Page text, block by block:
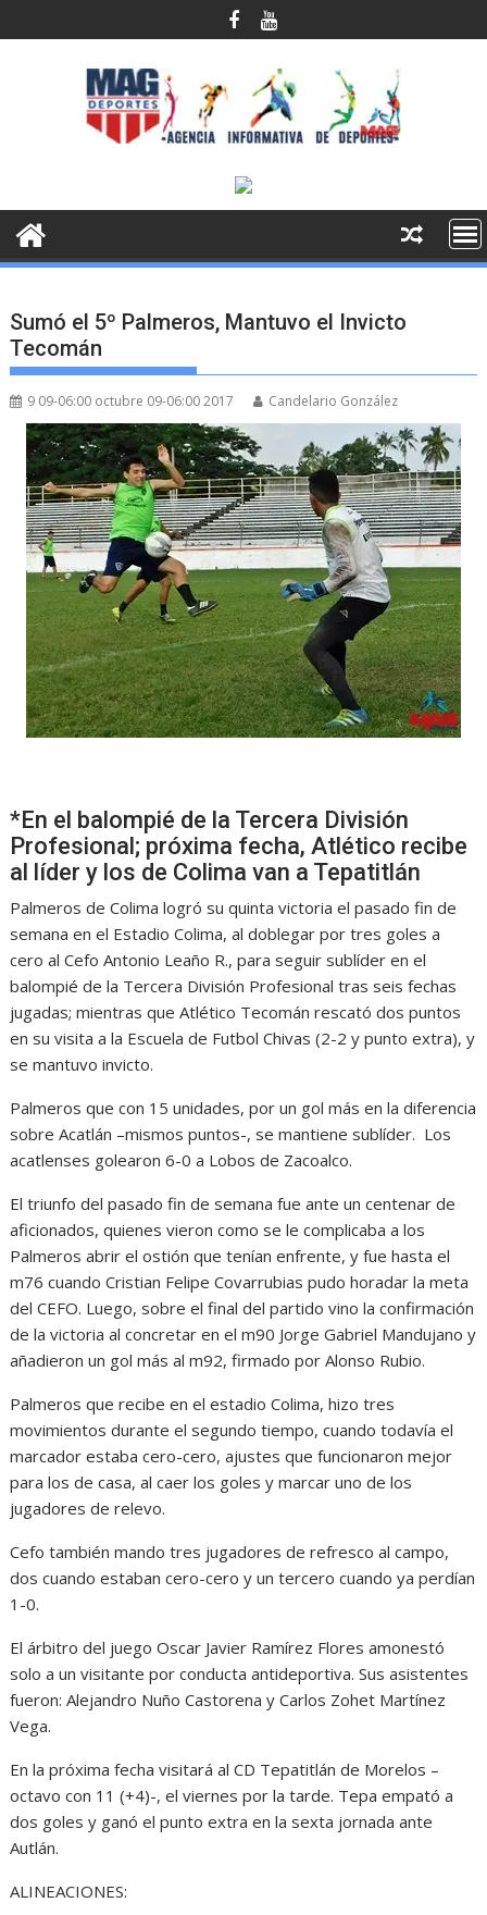
al
Sumó el 5º Palmeros, Mantuvo el Invicto
Tecomán
9 09-06:00 octubre 09-06:00 2017 Candelario González
*En el balompié de la Tercera División
Profesional; próxima fecha, Atlético recibe
al líder y los de Colima van a Tepatitlán
Palmeros de Colima logró su quinta victoria el pasado fin de
semana en el Estadio Colima, al doblegar por tres goles a
cero al Cefo Antonio Leaño R., para seguir sublíder en el
balompié de la Tercera División Profesional tras seis fechas
jugadas; mientras que Atlético Tecomán rescató dos puntos
en su visita a la Escuela de Futbol Chivas (2-2 y punto extra), y
se mantuvo invicto.
Palmeros que con 15 unidades, por un gol más en la diferencia
sobre Acatlán –mismos puntos-, se mantiene sublíder. Los
acatlenses golearon 6-0 a Lobos de Zacoalco.
El triunfo del pasado fin de semana fue ante un centenar de
aficionados, quienes vieron como se le complicaba a los
Palmeros abrir el ostión que tenían enfrente, y fue hasta el
m76 cuando Cristian Felipe Covarrubias pudo horadar la meta
del CEFO. Luego, sobre el final del partido vino la confirmación
de la victoria al concretar en el m90 Jorge Gabriel Mandujano y
añadieron un gol más al m92, firmado por Alonso Rubio.
Palmeros que recibe en el estadio Colima, hizo tres
movimientos durante el segundo tiempo, cuando todavía el
marcador estaba cero-cero, ajustes que funcionaron mejor
para los de casa, al caer los goles y marcar uno de los
jugadores de relevo.
Cefo también mando tres jugadores de refresco al campo,
dos cuando estaban cero-cero y un tercero cuando ya perdían
1-0.
El árbitro del juego Oscar Javier Ramírez Flores amonestó
solo a un visitante por conducta antideportiva. Sus asistentes
fueron: Alejandro Nuño Castorena y Carlos Zohet Martínez
Vega.
En la próxima fecha visitará al CD Tepatitlán de Morelos –
octavo con 11 (+4)-, el viernes por la tarde. Tepa empató a
dos goles y ganó el punto extra en la sexta jornada ante
Autlán.
ALINEACIONES: